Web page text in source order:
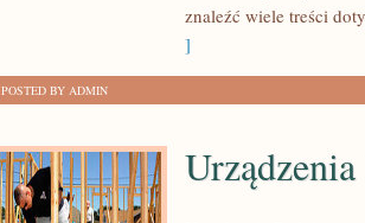
znaleźć wiele treści
]
POSTED BY ADMIN